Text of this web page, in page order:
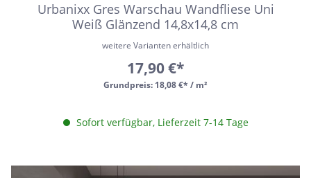
Urbanixx Gres Warschau Wandfliese Uni
Weiß Glänzend 14,8x14,8 cm
Grundpreis: 18,08 €* / m²
weitere Varianten erhältlich
17,90 €*
Sofort verfügbar, Lieferzeit 7-14 Tage